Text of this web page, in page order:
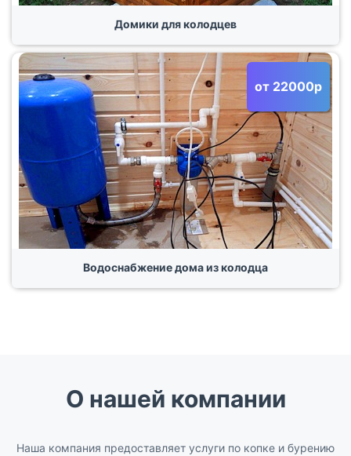
Домики для колодцев
от 22000р
Водоснабжение дома из колодца
О нашей компании
Наша компания предоставляет услуги по копке и бурению